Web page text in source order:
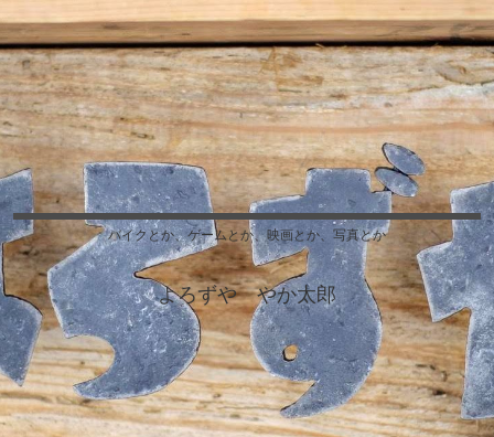
バイクとか、ゲームとか、映画とか、写真とか
よろずや やか太郎